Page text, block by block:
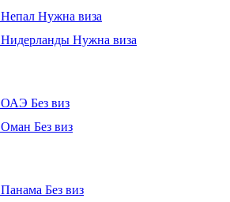
Непал Нужна виза
Нидерланды Нужна виза
ОАЭ Без виз
Оман Без виз
Панама Без виз